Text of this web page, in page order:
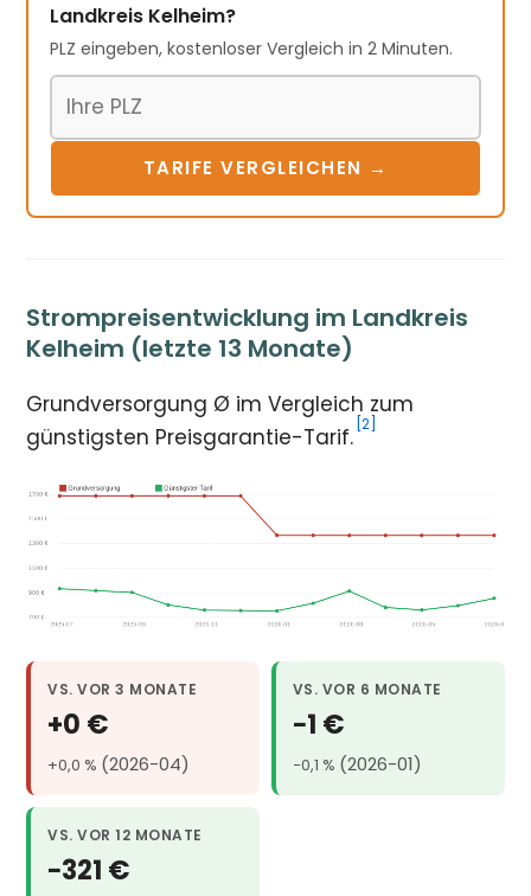
Landkreis Kelheim?
PLZ eingeben, kostenloser Vergleich in 2 Minuten.
TARIFE VERGLEICHEN →
Strompreisentwicklung im Landkreis
Kelheim (letzte 13 Monate)
Grundversorgung Ø im Vergleich zum
günstigsten Preisgarantie-Tarif. [2]
VS. VOR 3 MONATE
+0 €
+0,0 % (2026-04)
VS. VOR 6 MONATE
−1 €
−0,1 % (2026-01)
VS. VOR 12 MONATE
−321 €